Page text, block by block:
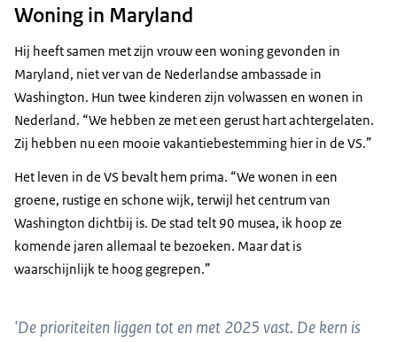
Woning in Maryland
Hij heeft samen met zijn vrouw een woning gevonden in
Maryland, niet ver van de Nederlandse ambassade in
Washington. Hun twee kinderen zijn volwassen en wonen in
Nederland. “We hebben ze met een gerust hart achtergelaten.
Zij hebben nu een mooie vakantiebestemming hier in de VS.”
Het leven in de VS bevalt hem prima. “We wonen in een
groene, rustige en schone wijk, terwijl het centrum van
Washington dichtbij is. De stad telt 90 musea, ik hoop ze
komende jaren allemaal te bezoeken. Maar dat is
waarschijnlijk te hoog gegrepen.”
'De prioriteiten liggen tot en met 2025 vast. De kern is